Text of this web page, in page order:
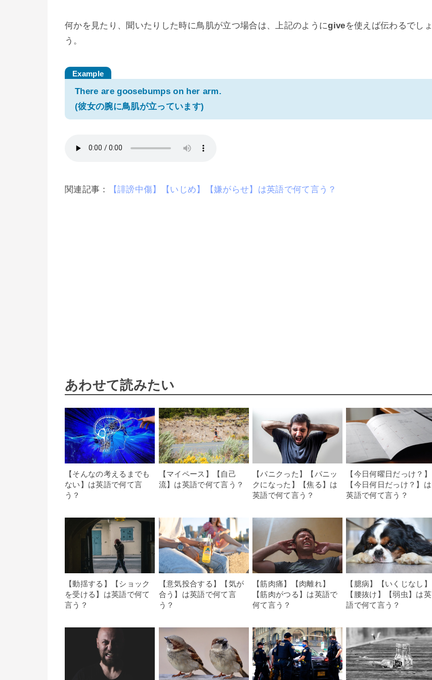
何かを見たり、聞いたりした時に鳥肌が立つ場合は、上記のようにgiveを使えば伝わるでしょ
う。
There are goosebumps on her arm.
(彼女の腕に鳥肌が立っています)
関連記事： 【誹謗中傷】【いじめ】【嫌がらせ】は英語で何て言う？
あわせて読みたい
【そんなの考えるまでも
ない】は英語で何て言
う？
【マイペース】【自己
流】は英語で何て言う？
【パニクった】【パニッ
クになった】【焦る】は
英語で何て言う？
【今日何曜日だっけ？】
【今日何日だっけ？】は
英語で何て言う？
【動揺する】【ショック
を受ける】は英語で何て
言う？
【意気投合する】【気が
合う】は英語で何て言
う？
【筋肉痛】【肉離れ】
【筋肉がつる】は英語で
何て言う？
【臆病】【いくじなし】
【腰抜け】【弱虫】は英
語で何て言う？